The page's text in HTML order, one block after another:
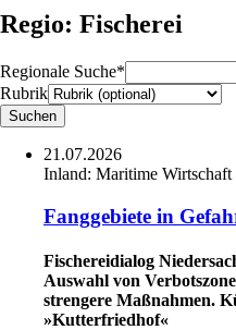
Regio: Fischerei
Regionale Suche*
Rubrik
21.07.2026
Inland: Maritime Wirtschaft
Fanggebiete in
Fischereidialog
Auswahl von
strengere Maßnahmen.
»Kutterfriedhof«